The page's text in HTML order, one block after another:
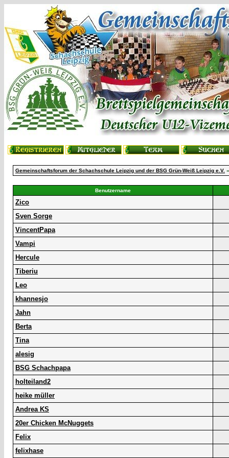
Gemeinschaftsforum der Schachschule Leipzig und der BSG Grün-Weiß Leipzig e.V.
Benutzername
Zico
Sven Sorge
VincentPapa
Vampi
Hercule
Tiberiu
Leo
khannesjo
Jahn
Berta
Tina
alesig
BSG Schachpapa
holteiland2
heike müller
Andrea KS
20er Chicken McNuggets
Felix
felixhase